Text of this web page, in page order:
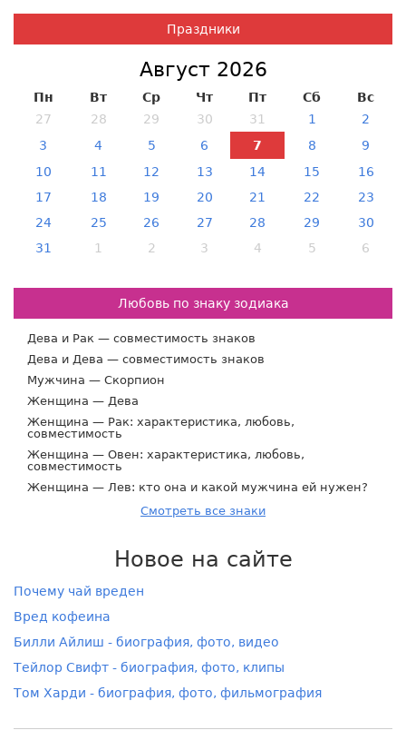
Праздники
Август 2026
Пн Вт Ср Чт Пт Сб
Вс
27
28 29 30 31 1
2
3
4 5 6 7 8
9
10
11 12 13 14 15
16
17
18 19 20 21 22
23
24
25 26 27 28 29
30
31
1 2 3 4 5 6
Любовь по знаку зодиака
Дева и Рак — совместимость знаков
Дева и Дева — совместимость знаков
Мужчина — Скорпион
Женщина — Дева
Женщина — Рак: характеристика, любовь,
совместимость
Женщина — Овен: характеристика, любовь,
совместимость
Женщина — Лев: кто она и какой мужчина ей нужен?
Смотреть все знаки
Новое на сайте
Почему чай вреден
Вред кофеина
Билли Айлиш - биография, фото, видео
Тейлор Свифт - биография, фото, клипы
Том Харди - биография, фото, фильмография